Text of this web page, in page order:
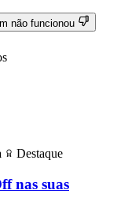
não funcionou
Destaque
nas suas